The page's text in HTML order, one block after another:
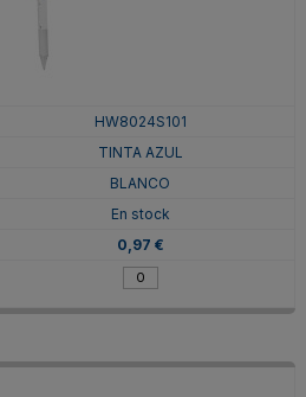
HW8024S101
TINTA AZUL
BLANCO
En stock
0,97 €